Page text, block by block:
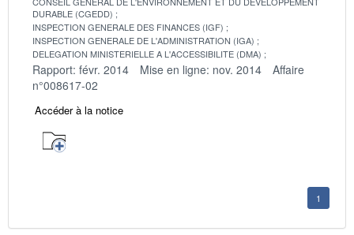
DURABLE (CGEDD)
INSPECTION GENERALE DES FINANCES (IGF)
INSPECTION GENERALE DE L'ADMINISTRATION (IGA)
DELEGATION MINISTERIELLE A L'ACCESSIBILITE (DMA)
Rapport: févr. 2014 Mise en ligne: nov. 2014
Affaire
n°008617-02
Accéder à la notice
1